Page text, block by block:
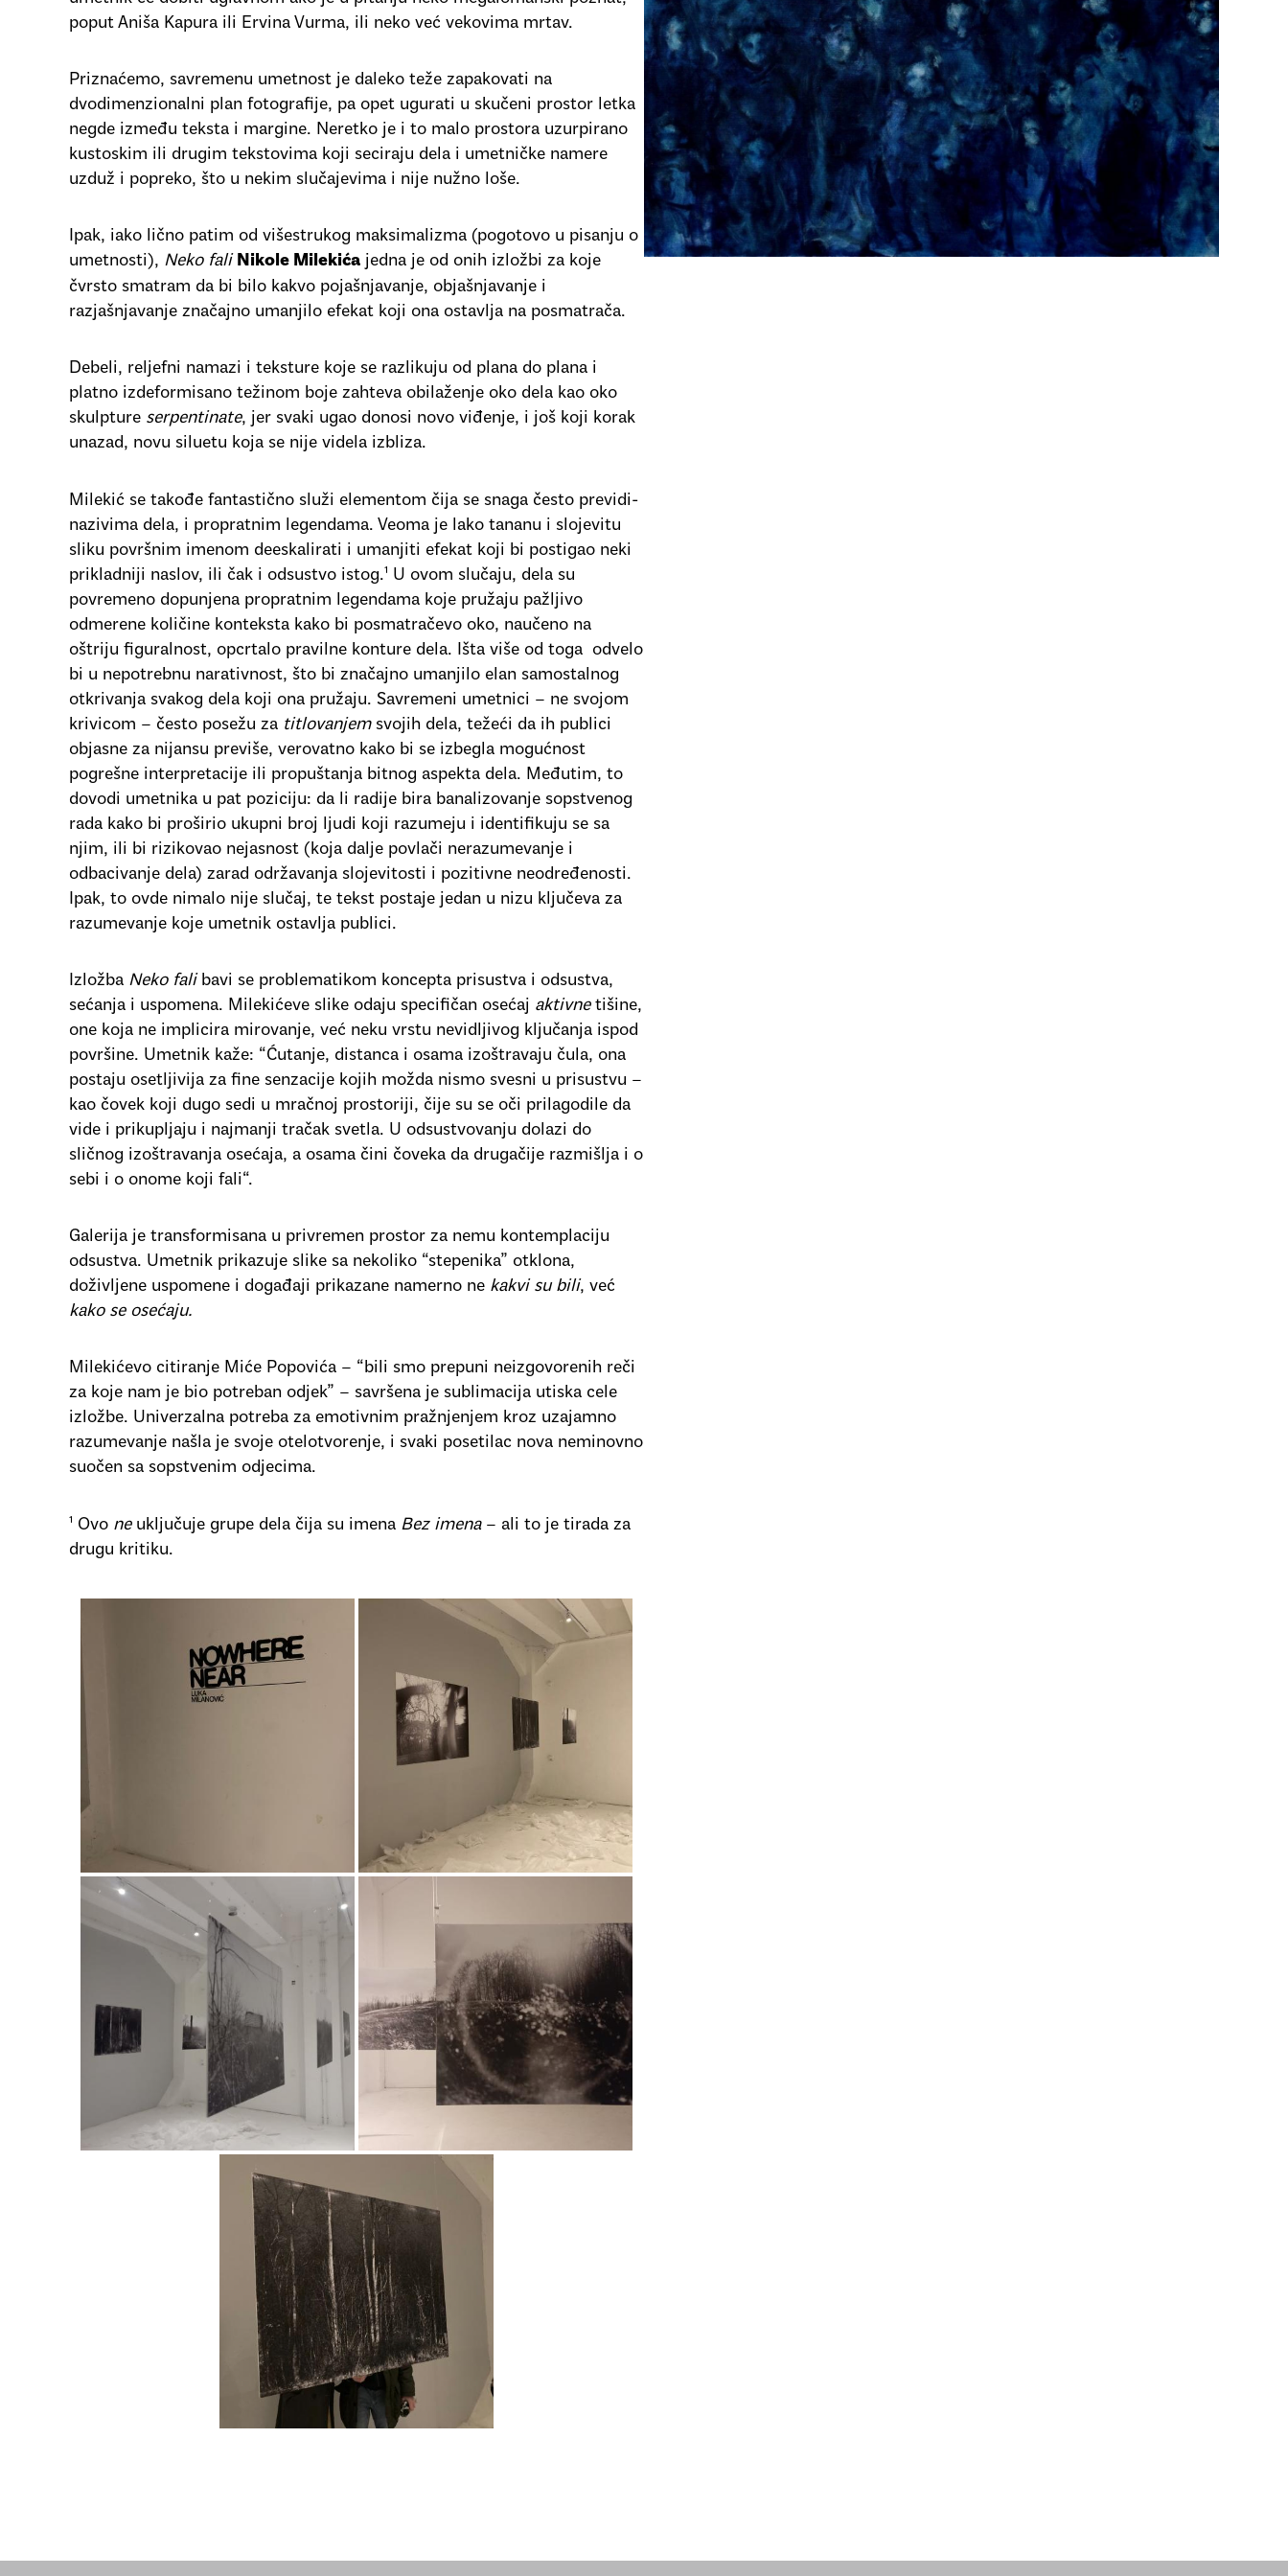
poput Aniša Kapura ili Ervina Vurma, ili neko već vekovima mrtav.
Priznaćemo, savremenu umetnost je daleko teže zapakovati na
dvodimenzionalni plan fotografije, pa opet ugurati u skučeni prostor letka
negde između teksta i margine. Neretko je i to malo prostora uzurpirano
kustoskim ili drugim tekstovima koji seciraju dela i umetničke namere
uzduž i popreko, što u nekim slučajevima i nije nužno loše.
Ipak, iako lično patim od višestrukog maksimalizma (pogotovo u pisanju o
umetnosti), Neko fali Nikole Milekića jedna je od onih izložbi za koje
čvrsto smatram da bi bilo kakvo pojašnjavanje, objašnjavanje i
razjašnjavanje značajno umanjilo efekat koji ona ostavlja na posmatrača.
Debeli, reljefni namazi i teksture koje se razlikuju od plana do plana i
platno izdeformisano težinom boje zahteva obilaženje oko dela kao oko
skulpture serpentinate, jer svaki ugao donosi novo viđenje, i još koji korak
unazad, novu siluetu koja se nije videla izbliza.
Milekić se takođe fantastično služi elementom čija se snaga često previdi-
nazivima dela, i propratnim legendama. Veoma je lako tananu i slojevitu
sliku površnim imenom deeskalirati i umanjiti efekat koji bi postigao neki
prikladniji naslov, ili čak i odsustvo istog.¹ U ovom slučaju, dela su
povremeno dopunjena propratnim legendama koje pružaju pažljivo
odmerene količine konteksta kako bi posmatračevo oko, naučeno na
oštriju figuralnost, opcrtalo pravilne konture dela. Išta više od toga odvelo
bi u nepotrebnu narativnost, što bi značajno umanjilo elan samostalnog
otkrivanja svakog dela koji ona pružaju. Savremeni umetnici – ne svojom
krivicom – često posežu za titlovanjemsvojih dela, težeći da ih publici
objasne za nijansu previše, verovatno kako bi se izbegla mogućnost
pogrešne interpretacije ili propuštanja bitnog aspekta dela. Međutim, to
dovodi umetnika u pat poziciju: da li radije bira banalizovanje sopstvenog
rada kako bi proširio ukupni broj ljudi koji razumeju i identifikuju se sa
njim, ili bi rizikovao nejasnost (koja dalje povlači nerazumevanje i
odbacivanje dela) zarad održavanja slojevitosti i pozitivne neodređenosti.
Ipak, to ovde nimalo nije slučaj, te tekst postaje jedan u nizu ključeva za
razumevanje koje umetnik ostavlja publici.
Izložba Neko falibavi se problematikom koncepta prisustva i odsustva,
sećanja i uspomena. Milekićeve slike odaju specifičan osećaj aktivnetišine,
one koja ne implicira mirovanje, već neku vrstu nevidljivog ključanja ispod
površine. Umetnik kaže: “Ćutanje, distanca i osama izoštravaju čula, ona
postaju osetljivija za fine senzacije kojih možda nismo svesni u prisustvu –
kao čovek koji dugo sedi u mračnoj prostoriji, čije su se oči prilagodile da
vide i prikupljaju i najmanji tračak svetla. U odsustvovanju dolazi do
sličnog izoštravanja osećaja, a osama čini čoveka da drugačije razmišlja i o
sebi i o onome koji fali“.
Galerija je transformisana u privremen prostor za nemu kontemplaciju
odsustva. Umetnik prikazuje slike sa nekoliko “stepenika” otklona,
doživljene uspomene i događaji prikazane namerno ne kakvi su bili, već
kako se osećaju.
Milekićevo citiranje Miće Popovića – “bili smo prepuni neizgovorenih reči
za koje nam je bio potreban odjek” – savršena je sublimacija utiska cele
izložbe. Univerzalna potreba za emotivnim pražnjenjem kroz uzajamno
razumevanje našla je svoje otelotvorenje, i svaki posetilac nova neminovno
suočen sa sopstvenim odjecima.
¹ Ovo ne uključuje grupe dela čija su imena Bez imena– ali to je tirada za
drugu kritiku.